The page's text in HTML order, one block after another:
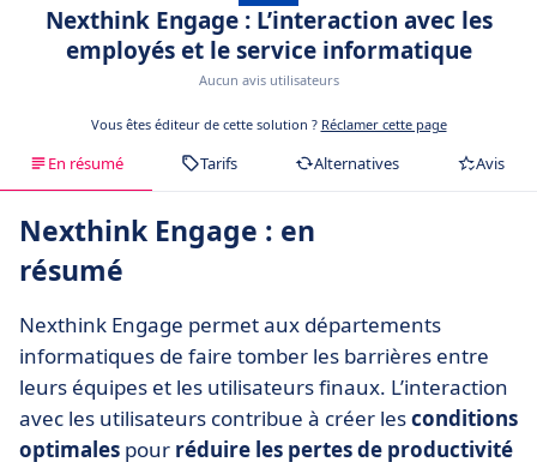
Nexthink Engage : L’interaction avec les
employés et le service informatique
Aucun avis utilisateurs
Vous êtes éditeur de cette solution ? Réclamer cette page
En résumé Tarifs Alternatives Avis
Nexthink Engage : en
résumé
Nexthink Engage permet aux départements
informatiques de faire tomber les barrières entre
leurs équipes et les utilisateurs finaux. L’interaction
avec les utilisateurs contribue à créer lesconditions
optimales pour réduire les pertes de productivité